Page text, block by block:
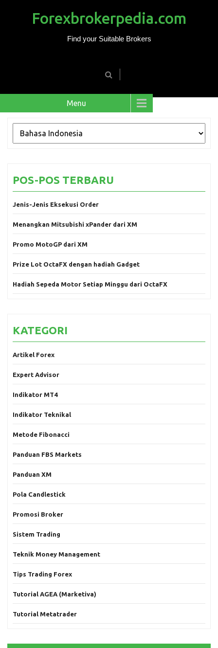
Forexbrokerpedia.com
Find your Suitable Brokers
Menu
POS-POS TERBARU
Jenis-Jenis Eksekusi Order
Menangkan Mitsubishi xPander dari XM
Promo MotoGP dari XM
Prize Lot OctaFX dengan hadiah Gadget
Hadiah Sepeda Motor Setiap Minggu dari OctaFX
KATEGORI
Artikel Forex
Expert Advisor
Indikator MT4
Indikator Teknikal
Metode Fibonacci
Panduan FBS Markets
Panduan XM
Pola Candlestick
Promosi Broker
Sistem Trading
Teknik Money Management
Tips Trading Forex
Tutorial AGEA (Marketiva)
Tutorial Metatrader